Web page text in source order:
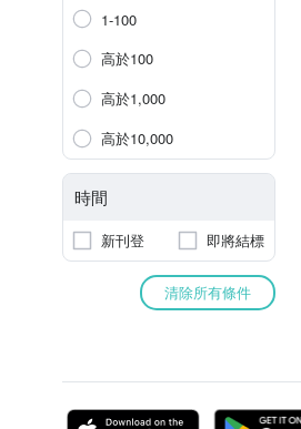
1-100
高於100
高於1,000
高於10,000
時間
新刊登 即將結標
清除所有條件